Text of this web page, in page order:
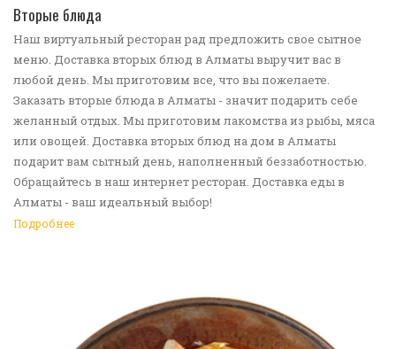
Вторые блюда
Наш виртуальный ресторан рад предложить свое сытное
меню. Доставка вторых блюд в Алматы выручит вас в
любой день. Мы приготовим все, что вы пожелаете.
Заказать вторые блюда в Алматы - значит подарить себе
желанный отдых. Мы приготовим лакомства из рыбы, мяса
или овощей. Доставка вторых блюд на дом в Алматы
подарит вам сытный день, наполненный беззаботностью.
Обращайтесь в наш интернет ресторан. Доставка еды в
Алматы - ваш идеальный выбор!
Подробнее